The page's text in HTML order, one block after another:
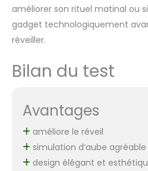
améliorer son rituel matinal ou
gadget technologiquement
réveiller.
Bilan du test
Avantages
améliore le réveil
simulation d’aube agréable
design élégant et